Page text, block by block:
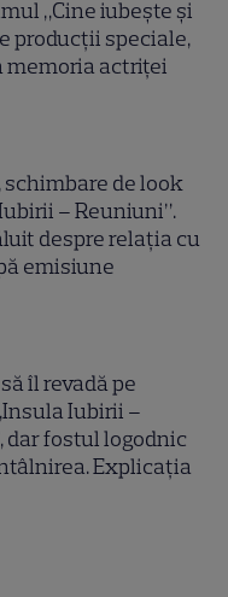
„Cine iubește și
producții speciale,
memoria actriței
schimbare de look
– Reuniuni”.
despre relația cu
emisiune
îl revadă pe
Iubirii –
dar fostul logodnic
Explicația